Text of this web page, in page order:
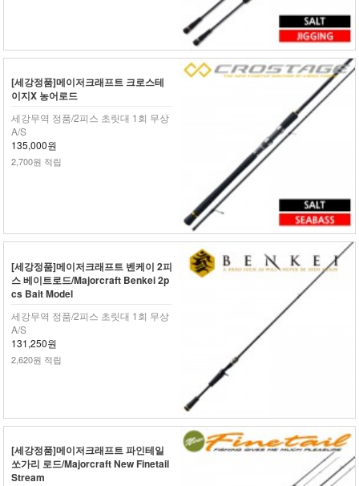
[세강정품]메이저크래프트 크로스테
이지X 농어로드
세강무역 정품/2피스 초릿대 1회 무상
A/S
135,000원
2,700원 적립
[세강정품]메이저크래프트 벤케이 2피
스 베이트로드/Majorcraft Benkei 2p
cs Bait Model
세강무역 정품/2피스 초릿대 1회 무상
A/S
131,250원
2,620원 적립
[세강정품]메이저크래프트 파인테일
쏘가리 로드/Majorcraft New Finetail
Stream